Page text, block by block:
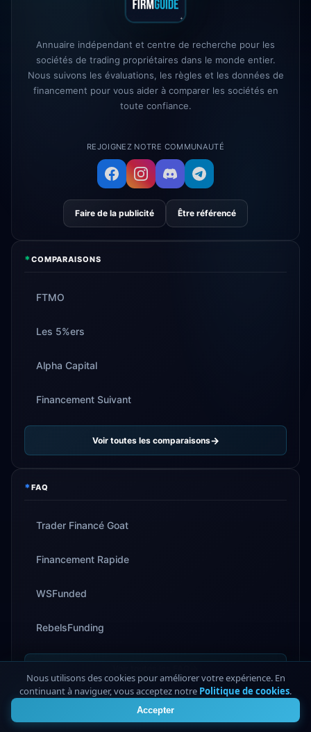
True Forex Fundsa cessé ses
FundedNextvitesse de paiement
maintenant de 24h
4d
Annuaire indépendant et centre de recherche pour les
sociétés de trading propriétaires dans le monde entier.
Nous suivons les évaluations, les règles et les données de
financement pour vous aider à comparer les sociétés en
toute confiance.
REJOIGNEZ NOTRE COMMUNAUTÉ
Faire de la publicité Être référencé
*COMPARAISONS
FTMO
Les 5%ers
Alpha Capital
Financement Suivant
Voir toutes les comparaisons
*FAQ
Trader Financé Goat
Financement Rapide
WSFunded
RebelsFunding
Nous utilisons des cookies pour améliorer votre expérience. En
continuant à naviguer, vous acceptez notre Politique de cookies.
Accepter
4